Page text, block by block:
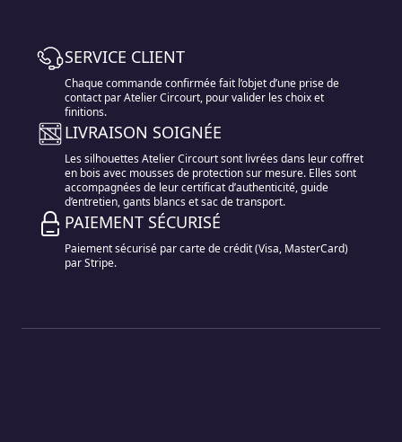
SERVICE CLIENT
Chaque commande confirmée fait l’objet d’une prise de
contact par Atelier Circourt, pour valider les choix et
finitions.
LIVRAISON SOIGNÉE
Les silhouettes Atelier Circourt sont livrées dans leur coffret
en bois avec mousses de protection sur mesure. Elles sont
accompagnées de leur certificat d’authenticité, guide
d’entretien, gants blancs et sac de transport.
PAIEMENT SÉCURISÉ
Paiement sécurisé par carte de crédit (Visa, MasterCard)
par Stripe.